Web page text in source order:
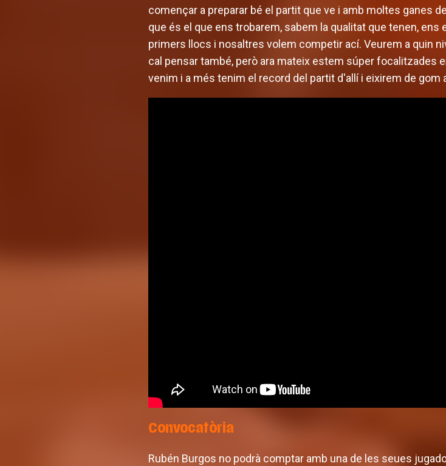
començar a preparar bé el partit que ve i amb moltes ganes
que és el que ens trobarem, sabem la qualitat que tenen,
primers llocs i nosaltres volem competir ací. Veurem a quin
cal pensar també, però ara mateix estem súper focalitzades
venim i a més tenim el record del partit d'allí i eixirem de gom
Convocatòria
Rubén Burgos no podrà comptar amb una de les seues